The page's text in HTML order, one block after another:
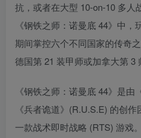
抗，或者在大型 10-on-10 多人
《钢铁之师：诺曼底 44》中
期间掌控六个不同国家的传奇
德国第 21 装甲师或加拿大第 3
《钢铁之师：诺曼底 44》是
《兵者诡道》(R.U.S.E) 的创
一款战术即时战略 (RTS) 游戏